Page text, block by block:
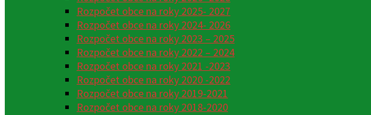
Rozpočet obce na roky 2025- 2027
Rozpočet obce na roky 2024- 2026
Rozpočet obce na roky 2023 – 2025
Rozpočet obce na roky 2022 – 2024
Rozpočet obce na roky 2021 -2023
Rozpočet obce na roky 2020 -2022
Rozpočet obce na roky 2019-2021
Rozpočet obce na roky 2018-2020